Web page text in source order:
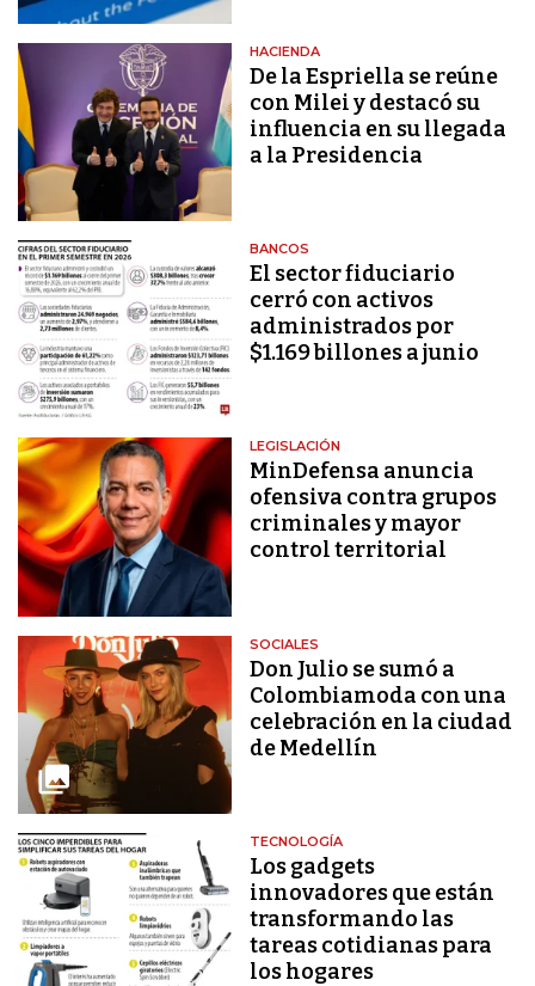
HACIENDA
De la Espriella se reúne
con Milei y destacó su
influencia en su llegada
a la Presidencia
BANCOS
El sector fiduciario
cerró con activos
administrados por
$1.169 billones a junio
LEGISLACIÓN
MinDefensa anuncia
ofensiva contra grupos
criminales y mayor
control territorial
SOCIALES
Don Julio se sumó a
Colombiamoda con una
celebración en la ciudad
de Medellín
TECNOLOGÍA
Los gadgets
innovadores que están
transformando las
tareas cotidianas para
los hogares